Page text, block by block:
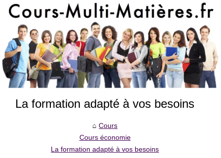
La formation adapté à vos besoins
Cours
Cours économie
La formation adapté à vos besoins